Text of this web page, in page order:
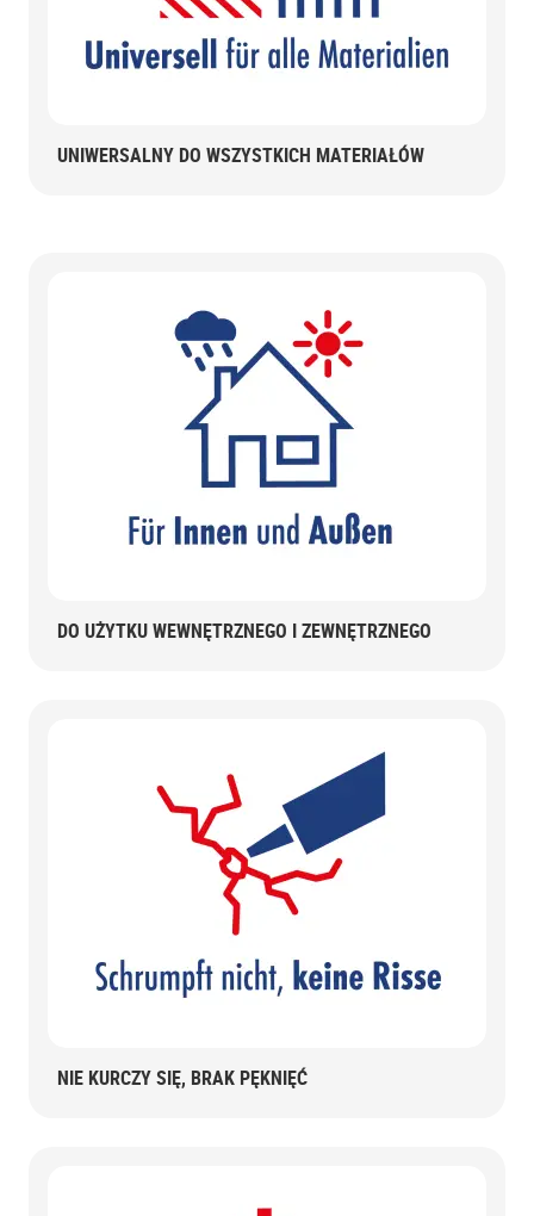
UNIWERSALNY DO WSZYSTKICH MATERIAŁÓW
DO UŻYTKU WEWNĘTRZNEGO I ZEWNĘTRZNEGO
NIE KURCZY SIĘ, BRAK PĘKNIĘĆ